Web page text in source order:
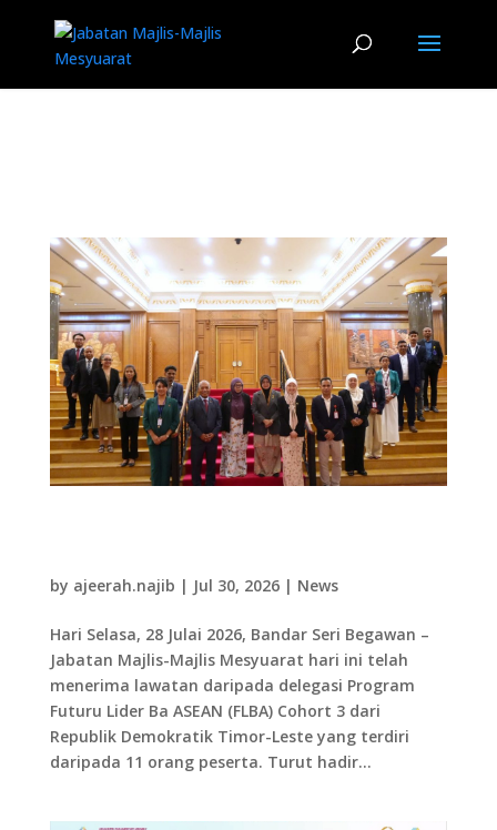
.bn Laman Web Kerajaan Brunei Darussalam
by ajeerah.najib | Jul 30, 2026| News
Hari Selasa, 28 Julai 2026, Bandar Seri Begawan –
Jabatan Majlis-Majlis Mesyuarat hari ini telah
menerima lawatan daripada delegasi Program
Futuru Lider Ba ASEAN (FLBA) Cohort 3 dari
Republik Demokratik Timor-Leste yang terdiri
daripada 11 orang peserta. Turut hadir...